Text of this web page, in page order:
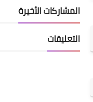
المشاركات الأخيرة
التعليقات